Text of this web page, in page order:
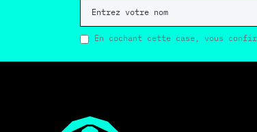
En cochant cette case, vous